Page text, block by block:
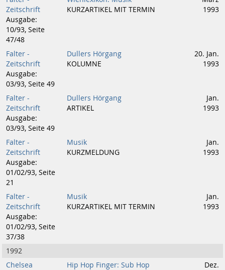
Zeitschrift
Ausgabe:
10/93, Seite
47/48
KURZARTIKEL MIT TERMIN
1993
Falter -
Zeitschrift
Ausgabe:
03/93, Seite 49
Dullers Hörgang
KOLUMNE
20. Jan.
1993
Falter -
Zeitschrift
Ausgabe:
03/93, Seite 49
Dullers Hörgang
ARTIKEL
Jan.
1993
Falter -
Zeitschrift
Ausgabe:
01/02/93, Seite
21
Musik
KURZMELDUNG
Jan.
1993
Falter -
Zeitschrift
Ausgabe:
01/02/93, Seite
37/38
Musik
KURZARTIKEL MIT TERMIN
Jan.
1993
1992
Chelsea
Hip Hop Finger: Sub Hop
Dez.